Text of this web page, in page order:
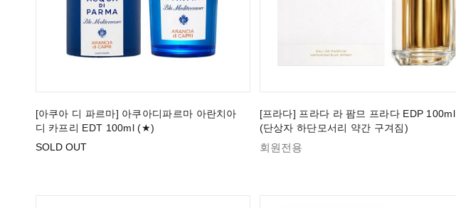
[아쿠아 디 파르마] 아쿠아디파르마 아란치아
디 카프리 EDT 100ml (★)
SOLD OUT
[프라다] 프라다 라 팜므 프라다 EDP 100ml
(단상자 하단모서리 약간 구겨짐)
회원전용